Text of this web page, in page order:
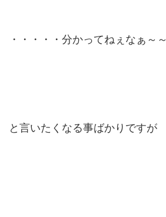
・・・・・分かってねぇなぁ～～
と言いたくなる事ばかりですが